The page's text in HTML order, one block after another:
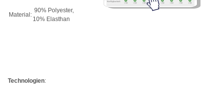
Material:
90% Polyester,
10% Elasthan
Technologien: